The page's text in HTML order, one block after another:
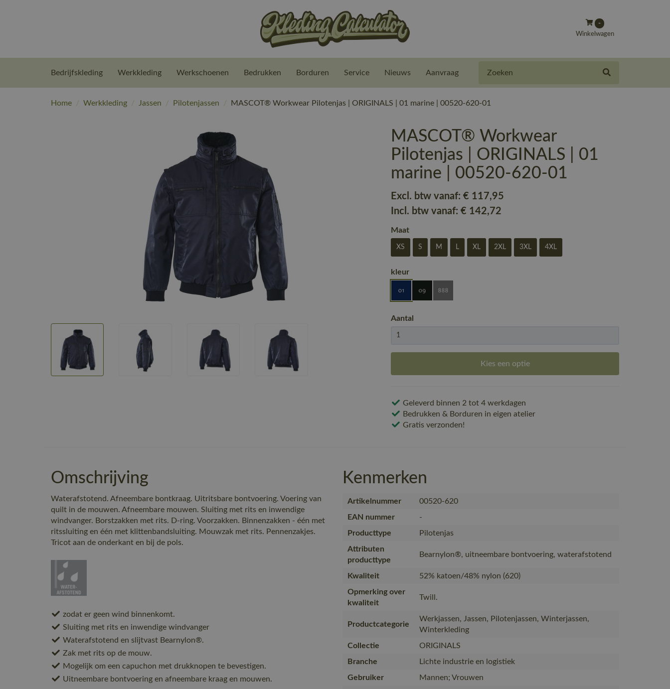
-
Winkelwagen
Bedrijfskleding Werkkleding Werkschoenen Bedrukken Borduren Service Nieuws Aanvraag
Home / Werkkleding / Jassen / Pilotenjassen / MASCOT® Workwear Pilotenjas | ORIGINALS | 01 marine | 00520-620-01
MASCOT® Workwear
Pilotenjas | ORIGINALS | 01
marine | 00520-620-01
Excl. btw vanaf:€ 117,95
Incl. btw vanaf:€ 142,72
Maat
XS S M L XL 2XL 3XL 4XL
kleur
Aantal
Kies een optie
Geleverd binnen 2 tot 4 werkdagen
Bedrukken & Borduren in eigen atelier
Gratis verzonden!
Omschrijving
Waterafstotend. Afneembare bontkraag. Uitritsbare bontvoering. Voering van
quilt in de mouwen. Afneembare mouwen. Sluiting met rits en inwendige
windvanger. Borstzakken met rits. D-ring. Voorzakken. Binnenzakken - één met
ritssluiting en één met klittenbandsluiting. Mouwzak met rits. Pennenzakjes.
Tricot aan de onderkant en bij de pols.
zodat er geen wind binnenkomt.
Sluiting met rits en inwendige windvanger
Waterafstotend en slijtvast Bearnylon®.
Zak met rits op de mouw.
Mogelijk om een capuchon met drukknopen te bevestigen.
Uitneembare bontvoering en afneembare kraag en mouwen.
Kenmerken
Artikelnummer
00520-620
EAN nummer
-
Producttype
Pilotenjas
Attributen
producttype
Bearnylon®, uitneembare bontvoering, waterafstotend
Kwaliteit
52% katoen/48% nylon (620)
Opmerking over
kwaliteit
Twill.
Productcategorie
Werkjassen, Jassen, Pilotenjassen, Winterjassen,
Winterkleding
Collectie
ORIGINALS
Branche
Lichte industrie en logistiek
Gebruiker
Mannen; Vrouwen